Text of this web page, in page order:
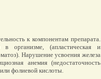
к компонентам препарата.
в организме, (апластическая и
Нарушение усвоения железа
анемия (недостаточность
фолиевой кислоты.